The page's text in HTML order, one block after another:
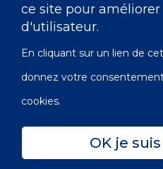
ce site pour
d'utilisateur.
En cliquant sur un lien de
donnez votre
cookies.
OK je
Courriel